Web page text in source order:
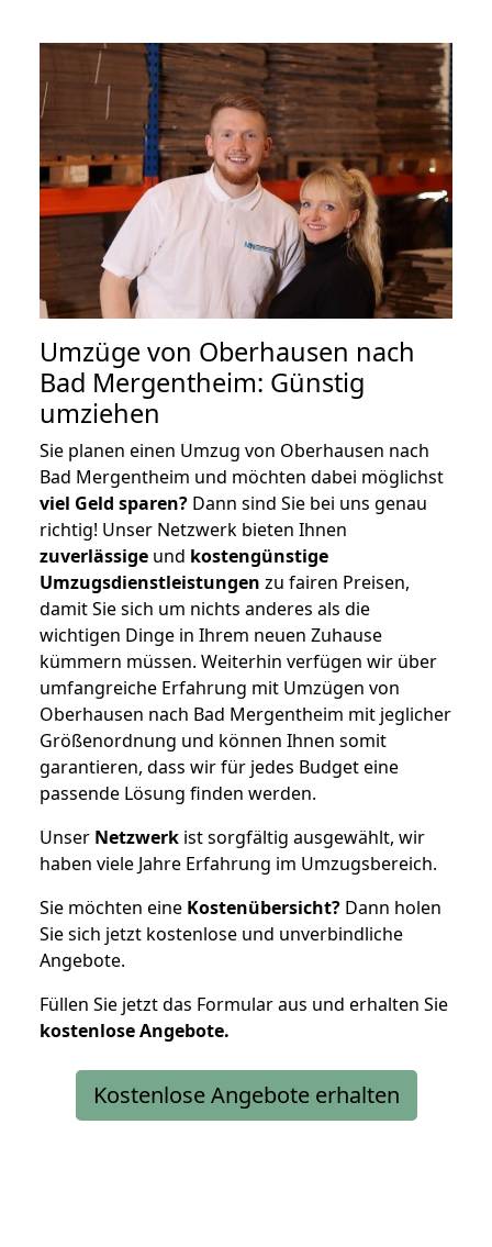
Umzüge von Oberhausen nach
Bad Mergentheim: Günstig
umziehen
Sie planen einen Umzug von Oberhausen nach
Bad Mergentheim und möchten dabei möglichst
viel Geld sparen? Dann sind Sie bei uns genau
richtig! Unser Netzwerk bieten Ihnen
zuverlässige und kostengünstige
Umzugsdienstleistungen zu fairen Preisen,
damit Sie sich um nichts anderes als die
wichtigen Dinge in Ihrem neuen Zuhause
kümmern müssen. Weiterhin verfügen wir über
umfangreiche Erfahrung mit Umzügen von
Oberhausen nach Bad Mergentheim mit jeglicher
Größenordnung und können Ihnen somit
garantieren, dass wir für jedes Budget eine
passende Lösung finden werden.
Unser Netzwerk ist sorgfältig ausgewählt, wir
haben viele Jahre Erfahrung im Umzugsbereich.
Sie möchten eine Kostenübersicht? Dann holen
Sie sich jetzt kostenlose und unverbindliche
Angebote.
Füllen Sie jetzt das Formular aus und erhalten Sie
kostenloseAngebote.
Kostenlose Angebote erhalten